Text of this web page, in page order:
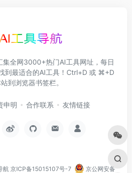
集全网3000+热门AI工具网址，每日
到最适合的AI工具！Ctrl+D 或 ⌘+D
到浏览器书签栏。
申明 合作联系 友情链接
航 京ICP备15015107号-7 京公网安备